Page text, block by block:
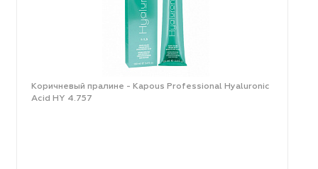
Коричневый пралине - Kapous Professional Hyaluronic
Acid HY 4.757